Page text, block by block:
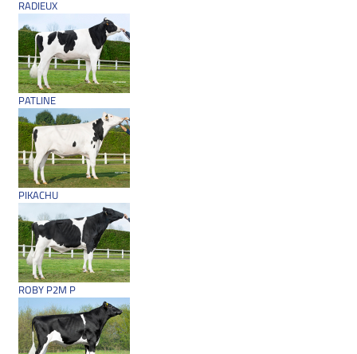
RADIEUX
PATLINE
PIKACHU
ROBY P2M P